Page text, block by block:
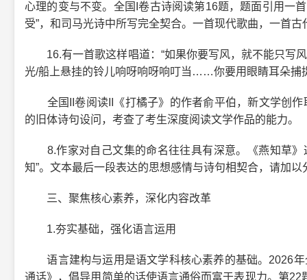
心理的变与不变。全国I卷古诗阅读第16题，题面引用一
受”，和司马光诗中所写完全契合。一首现代歌曲，一首
16.有一首歌这样唱道：“如果你要写风，就不能只写
光/船上悬挂的铃儿响呀响呀响叮当……你要用眼睛耳朵捕
全国II卷阅读II《打橘子》的作者俞平伯，新文学创作
的旧体诗句设问，考查了考生深度阅读文学作品的能力。
8.作家对自己文集的命名往往具有深意。《燕知草》
知”。文本最后一段表达的思想感情与诗句相契合，请加以
三、聚焦核心素养，深化内容改革
1.夯实基础，强化语言运用
语言建构与运用是语文学科核心素养的基础。2026年
通话》，倡导用简单的话使语言通俗而富于表现力。第